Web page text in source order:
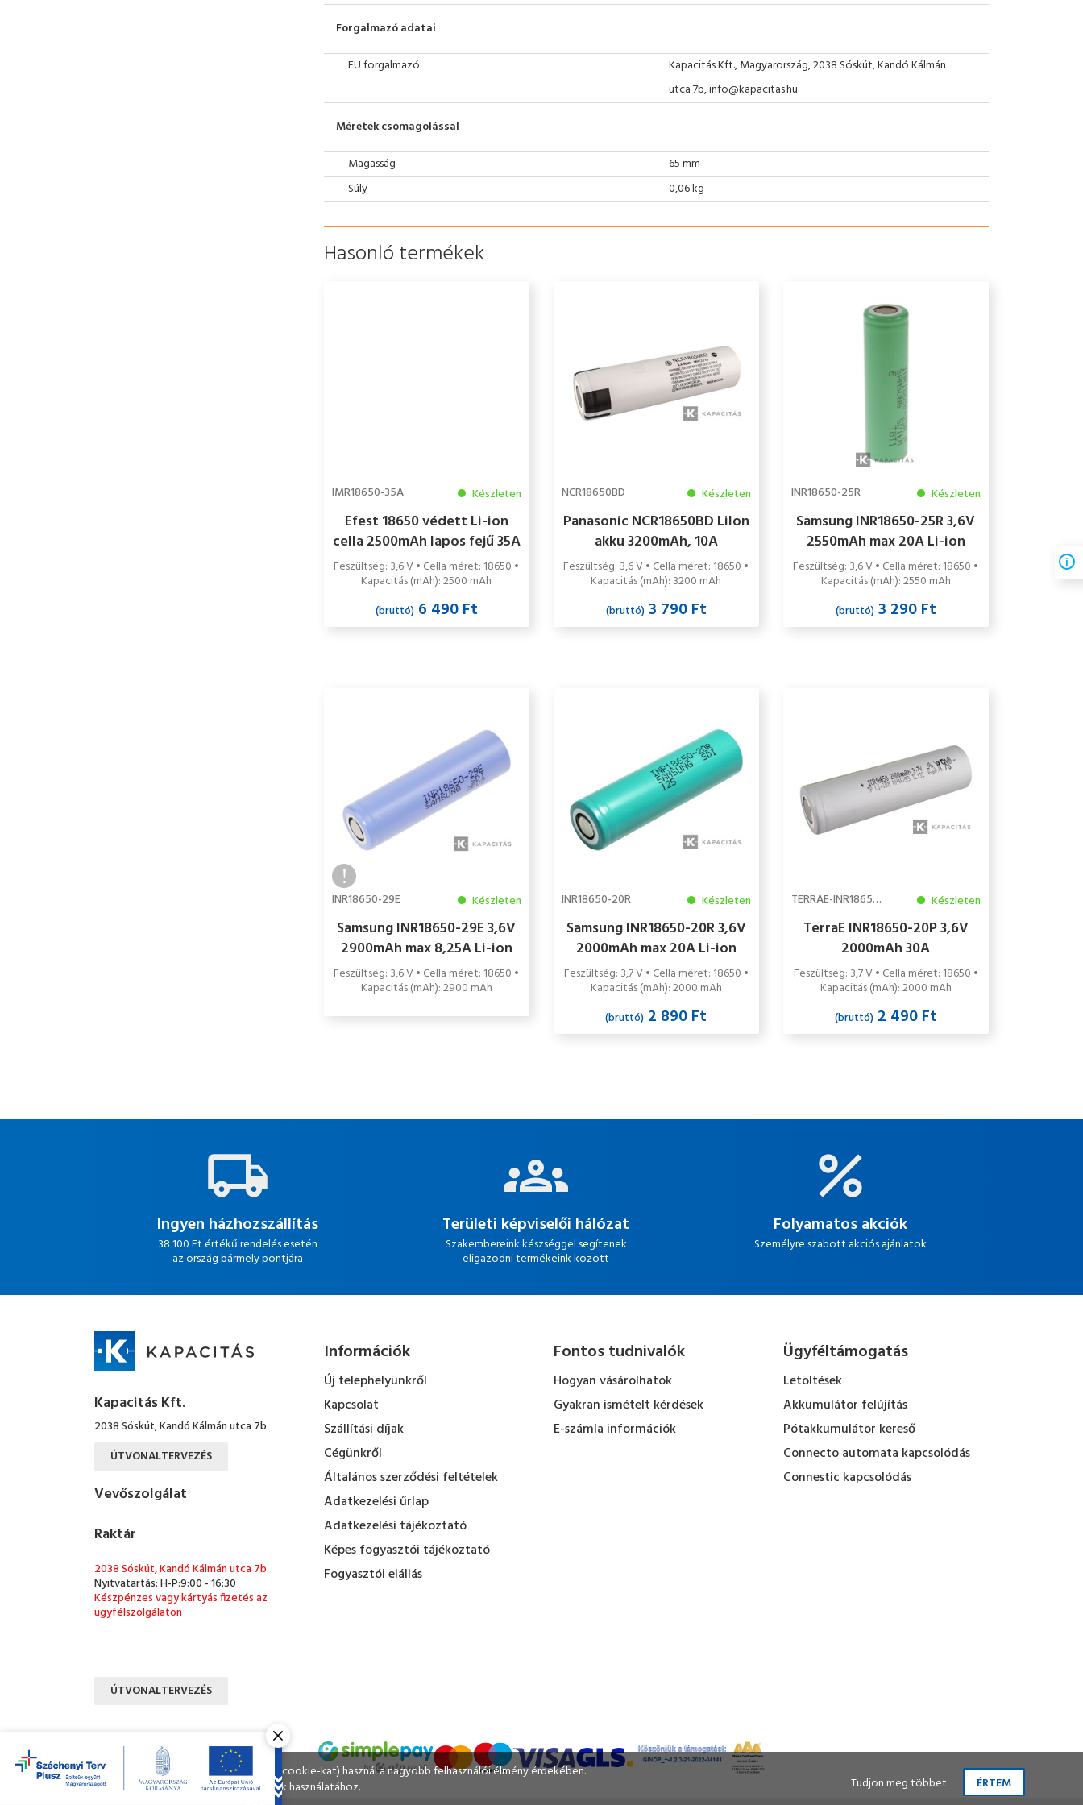
Forgalmazó adatai
EU forgalmazó
Kapacitás Kft., Magyarország, 2038 Sóskút, Kandó Kálmán
utca 7b, info@kapacitas.hu
Méretek csomagolással
Magasság
65 mm
Súly
0,06 kg
Hasonló termékek
IMR18650-35A Készleten
Efest 18650 védett Li-ion
cella 2500mAh lapos fejű 35A
Feszültség: 3,6 V • Cella méret: 18650 •
Kapacitás (mAh): 2500 mAh
(bruttó)6 490 Ft
NCR18650BD Készleten
Panasonic NCR18650BD LiIon
akku 3200mAh, 10A
Feszültség: 3,6 V • Cella méret: 18650 •
Kapacitás (mAh): 3200 mAh
(bruttó)3 790 Ft
INR18650-25R Készleten
Samsung INR18650-25R 3,6V
2550mAh max 20A Li-ion
ipari akkumulátor cella
Feszültség: 3,6 V • Cella méret: 18650 •
Kapacitás (mAh): 2550 mAh
(bruttó)3 290 Ft
INR18650-29E Készleten
Samsung INR18650-29E 3,6V
2900mAh max 8,25A Li-ion
ipari akkumulátor cella
Feszültség: 3,6 V • Cella méret: 18650 •
Kapacitás (mAh): 2900 mAh
INR18650-20R Készleten
Samsung INR18650-20R 3,6V
2000mAh max 20A Li-ion
ipari akkumulátor cella
Feszültség: 3,7 V • Cella méret: 18650 •
Kapacitás (mAh): 2000 mAh
(bruttó) 2 890 Ft
TERRAE-INR18650-20P Készleten
TerraE INR18650-20P 3,6V
2000mAh 30A
Feszültség: 3,7 V • Cella méret: 18650 •
Kapacitás (mAh): 2000 mAh
(bruttó)2 490 Ft
Ingyen házhozszállítás
38 100 Ft értékű rendelés esetén
az ország bármely pontjára
Területi képviselői hálózat
Szakembereink készséggel segítenek
eligazodni termékeink között
Folyamatos akciók
Személyre szabott akciós ajánlatok
Kapacitás Kft.
2038 Sóskút, Kandó Kálmán utca 7b
ÚTVONALTERVEZÉS
Vevőszolgálat
Raktár
2038 Sóskút, Kandó Kálmán utca 7b.
Nyitvatartás: H-P:9:00 - 16:30
Készpénzes vagy kártyás fizetés az
ügyfélszolgálaton
ÚTVONALTERVEZÉS
Információk
Új telephelyünkről
Kapcsolat
Szállítási díjak
Cégünkről
Általános szerződési feltételek
Adatkezelési űrlap
Adatkezelési tájékoztató
Képes fogyasztói tájékoztató
Fogyasztói elállás
Fontos tudnivalók
Hogyan vásárolhatok
Gyakran ismételt kérdések
E-számla információk
Ügyféltámogatás
Letöltések
Akkumulátor felújítás
Pótakkumulátor kereső
Connecto automata kapcsolódás
Connestic kapcsolódás
Ahogy a legtöbb weboldal, a miénk is sütiket (cookie-kat) használ a nagyobb felhasználói élmény érdekében.
A böngészés folytatásával Ön hozzájárul a sütik használatához.
ÉRTEM
Tudjon meg többet